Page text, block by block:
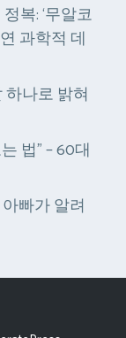
복: ‘무알코
과학적 데
하나로 밝혀
법” – 60대
빠가 알려